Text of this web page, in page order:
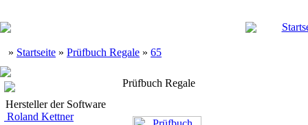
» Startseite » Prüfbuch Regale » 65
Hersteller der Software
Roland Kettner
Prüfbuch Regale